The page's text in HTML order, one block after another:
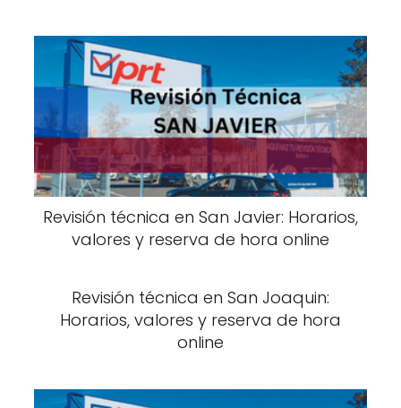
Revisión técnica en San Javier: Horarios,
valores y reserva de hora online
Revisión técnica en San Joaquin:
Horarios, valores y reserva de hora
online